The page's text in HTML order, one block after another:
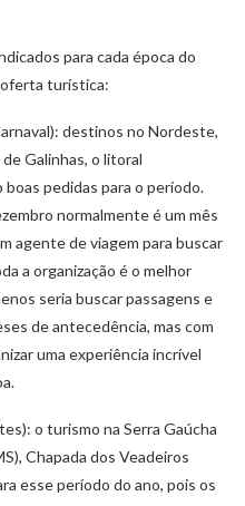
para cada época do
oferta turística:
destinos no Nordeste,
Galinhas, o litoral
pedidas para o período.
normalmente é um mês
agente de viagem para buscar
a organização é o melhor
seria buscar passagens e
de antecedência, mas com
uma experiência incrível
o turismo na Serra Gaúcha
Chapada dos Veadeiros
esse período do ano, pois os